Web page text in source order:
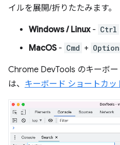
イルを展開/折りたたみます。
Windows / Linux- Ctrl
MacOS- Cmd +
Chrome DevTools のキーボ
は、 キーボード ショートカッ